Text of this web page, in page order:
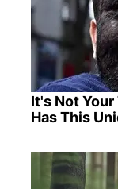
It's Not
Has This